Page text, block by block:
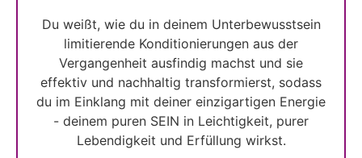
Du weißt, wie du in deinem Unterbewusstsein
limitierende Konditionierungen aus der
Vergangenheit ausfindig machst und sie
effektiv und nachhaltig transformierst, sodass
du im Einklang mit deiner einzigartigen Energie
- deinem puren SEIN in Leichtigkeit, purer
Lebendigkeit und Erfüllung wirkst.